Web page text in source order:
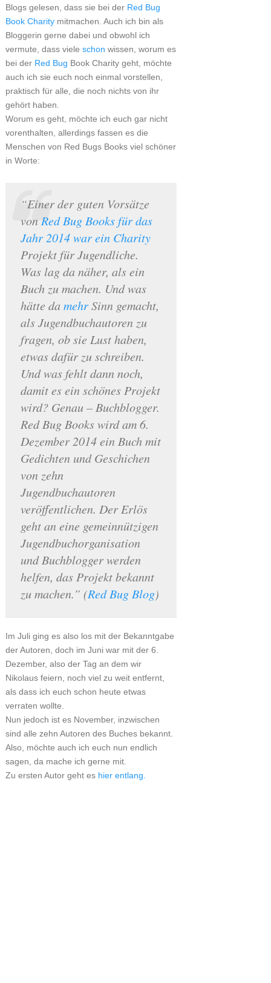
Blogs gelesen, dass sie bei der Red Bug
Book Charitymitmachen. Auch ich bin als
Bloggerin gerne dabei und obwohl ich
vermute, dass viele schon wissen, worum es
bei der Red Bug Book Charity geht, möchte
auch ich sie euch noch einmal vorstellen,
praktisch für alle, die noch nichts von ihr
gehört haben.
Worum es geht, möchte ich euch gar nicht
vorenthalten, allerdings fassen es die
Menschen von Red Bugs Books viel schöner
in Worte:
“Einer der guten Vorsätze
von Red Bug Books für das
Jahr 2014 war ein Charity
Projekt für Jugendliche.
Was lag da näher, als ein
Buch zu machen. Und was
hätte da mehrSinn gemacht,
als Jugendbuchautoren zu
fragen, ob sie Lust haben,
etwas dafür zu schreiben.
Und was fehlt dann noch,
damit es ein schönes Projekt
wird? Genau – Buchblogger.
Red Bug Books wird am 6.
Dezember 2014 ein Buch mit
Gedichten und Geschichen
von zehn
Jugendbuchautoren
veröffentlichen. Der Erlös
geht an eine gemeinnützigen
Jugendbuchorganisation
und Buchblogger werden
helfen, das Projekt bekannt
zu machen.” (Red Bug Blog)
Im Juli ging es also los mit der Bekanntgabe
der Autoren, doch im Juni war mit der 6.
Dezember, also der Tag an dem wir
Nikolaus feiern, noch viel zu weit entfernt,
als dass ich euch schon heute etwas
verraten wollte.
Nun jedoch ist es November, inzwischen
sind alle zehn Autoren des Buches bekannt.
Also, möchte auch ich euch nun endlich
sagen, da mache ich gerne mit.
Zu ersten Autor geht es hier entlang.